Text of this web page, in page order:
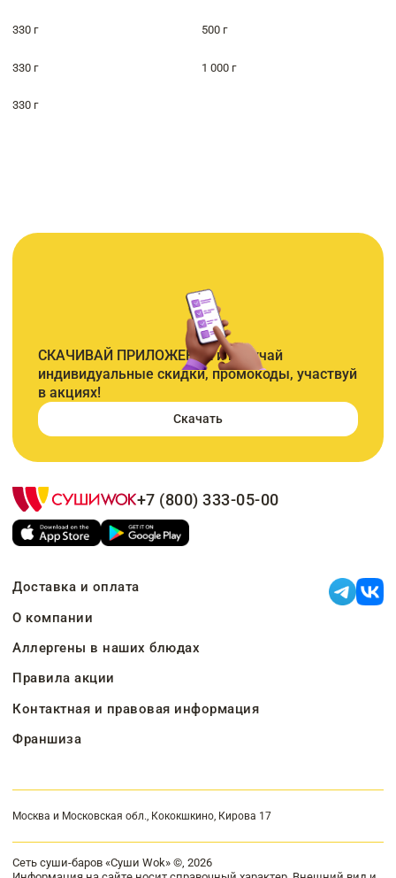
330 г 500 г
330 г 1 000 г
330 г
СКАЧИВАЙ ПРИЛОЖЕНИЕ и получай
индивидуальные скидки, промокоды, участвуй
в акциях!
Скачать
+7 (800) 333-05-00
Доставка и оплата
О компании
Аллергены в наших блюдах
Правила акции
Контактная и правовая информация
Франшиза
Москва и Московская обл., Кококшкино, Кирова 17
Сеть суши-баров «Суши Wok» ©, 2026